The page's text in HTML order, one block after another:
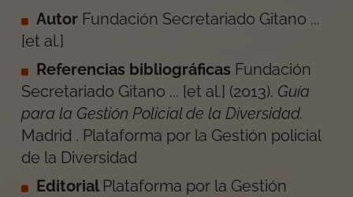
Autor Fundación Secretariado Gitano ...
[et al.]
Referencias bibliográficas Fundación
Secretariado Gitano ... [et al.] (2013). Guía
para la Gestión Policial de la Diversidad.
Madrid . Plataforma por la Gestión policial
de la Diversidad
Editorial Plataforma por la Gestión